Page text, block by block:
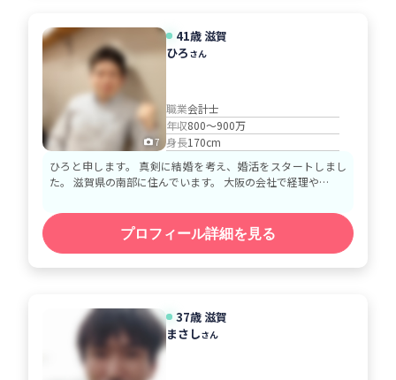
7
41歳 滋賀
ひろ さん
職業会計士
年収800～900万
身長170cm
ひろと申します。 真剣に結婚を考え、婚活をスタートしまし
た。 滋賀県の南部に住んでいます。 大阪の会社で経理や…
プロフィール詳細を見る
37歳 滋賀
まさしさん